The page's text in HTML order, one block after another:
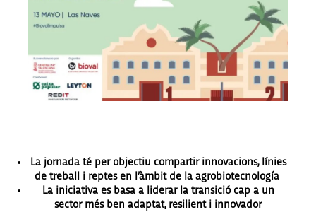
La jornada té per objectiu compartir innovacions, línies
de treball i reptes en l’àmbit de la agrobiotecnología
La iniciativa es basa a liderar la transició cap a un
sector més ben adaptat, resilient i innovador